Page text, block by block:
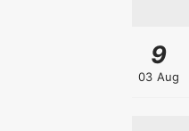
9
03 Aug